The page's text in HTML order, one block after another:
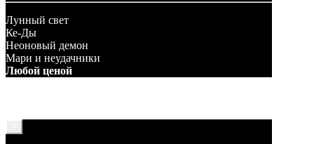
Лунный свет
Ке-Ды
Неоновый демон
Мари и неудачники
Любой ценой